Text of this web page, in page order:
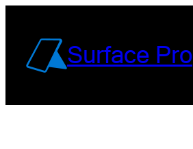
содержимомуSurface Pro